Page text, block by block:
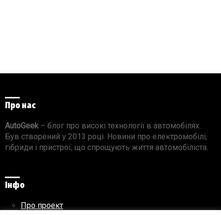
Про нас
AutoGeek– блог про високі технології в автомобілях.
Був створений у 2013 році. Новини про електромобілі,
гібриди і пристрої, що спрощують життя автомобіліста.
Інфо
Про проект